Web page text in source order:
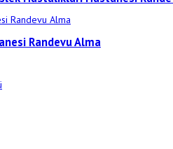
Randevu Alma